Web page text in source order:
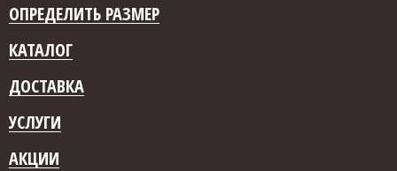
ОПРЕДЕЛИТЬ РАЗМЕР
КАТАЛОГ
ДОСТАВКА
УСЛУГИ
АКЦИИ